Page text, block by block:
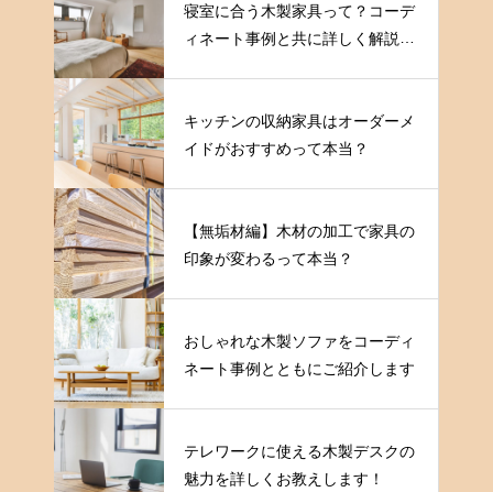
寝室に合う木製家具って？コーデ
ィネート事例と共に詳しく解説し
キッチンの収納家具はオーダーメ
イドがおすすめって本当？
【無垢材編】木材の加工で家具の
印象が変わるって本当？
おしゃれな木製ソファをコーディ
ネート事例とともにご紹介します
テレワークに使える木製デスクの
魅力を詳しくお教えします！